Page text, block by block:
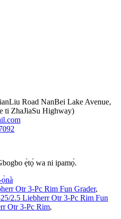
Road NanBei Lake Avenue,
ti ZhaJiaSu Highway)
ẹ̀tọ́ wa ni ipamọ́.
Otr 3-Pc Rim Fun Grader,
2.5 Liebherr Otr 3-Pc Rim Fun
Otr 3-Pc Rim,